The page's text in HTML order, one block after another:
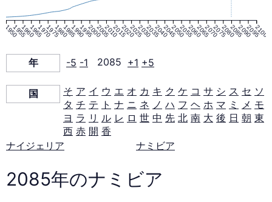
ッ
ド
2085
年
1950195519601965197019751980198519901995200020052010201520202025203020352040204520502055206020652070207520802085209020952100
年 -5 -1 2085 +1 +5
国 そ ア イ ウ エ オ カ キ ク ケ コ サ シ ス セ ソ
タ チ テ ト ナ ニ ネ ノ ハ フ ヘ ホ マ ミ メ モ
ヨ ラ リ ル レ ロ 世 中 先 北 南 大 後 日 朝 東
西 赤 開 香
ナイジェリア
ナミビア
2085年のナミビア